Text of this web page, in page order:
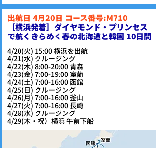
出航日 4月20日 コース番号:M710
​［横浜発着］ダイヤモンド・プリンセス
で航くきらめく春の北海道と韓国 10日間
4/20(火) 15:00 横浜を出航
4/21(水) クルージング
4/22(木) 8:00-20:00 青森
4/23(金) 7:00-19:00 室蘭
4/24(土) 7:00-16:00 函館
4/25(日) クルージング
4/26(月) 7:00-16:00 釜山
4/27(火) 7:00-16:00 長崎
4/28(水) クルージング
4/29(木・祝）横浜 午前下船